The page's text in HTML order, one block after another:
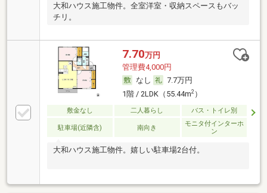
大和ハウス施工物件。全室洋室・収納スペースもバッ
チリ。
7.70万円
管理費4,000円
なし
7.7万円
1階 / 2LDK（55.44m2）
敷金なし 二人暮らし バス・トイレ別
駐車場(近隣含) 南向き
モニタ付インターホ
ン
大和ハウス施工物件。嬉しい駐車場2台付。